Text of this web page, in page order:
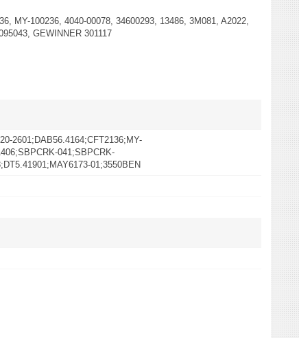
MY-100236, 4040-00078, 34600293, 13486, 3M081, A2022,
GEWINNER 301117
2601;DAB56.4164;CFT2136;MY-
041;SBPCRK-
01;3550BEN